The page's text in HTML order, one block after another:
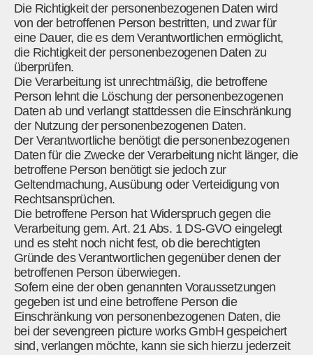
Die Richtigkeit der personenbezogenen Daten wird
von der betroffenen Person bestritten, und zwar für
eine Dauer, die es dem Verantwortlichen ermöglicht,
die Richtigkeit der personenbezogenen Daten zu
überprüfen.
Die Verarbeitung ist unrechtmäßig, die betroffene
Person lehnt die Löschung der personenbezogenen
Daten ab und verlangt stattdessen die Einschränkung
der Nutzung der personenbezogenen Daten.
Der Verantwortliche benötigt die personenbezogenen
Daten für die Zwecke der Verarbeitung nicht länger, die
betroffene Person benötigt sie jedoch zur
Geltendmachung, Ausübung oder Verteidigung von
Rechtsansprüchen.
Die betroffene Person hat Widerspruch gegen die
Verarbeitung gem. Art. 21 Abs. 1 DS-GVO eingelegt
und es steht noch nicht fest, ob die berechtigten
Gründe des Verantwortlichen gegenüber denen der
betroffenen Person überwiegen.
Sofern eine der oben genannten Voraussetzungen
gegeben ist und eine betroffene Person die
Einschränkung von personenbezogenen Daten, die
bei der sevengreen picture works GmbH gespeichert
sind, verlangen möchte, kann sie sich hierzu jederzeit